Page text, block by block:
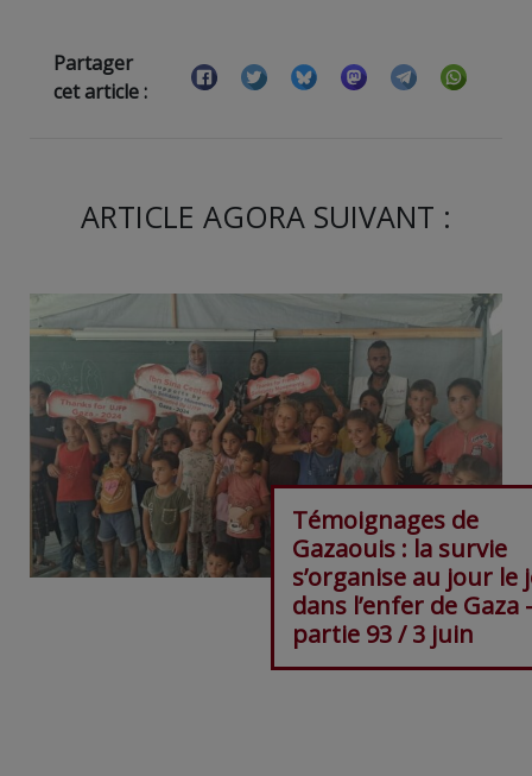
Partager
cet article :
ARTICLE AGORA SUIVANT :
Témoignages de
Gazaouis : la survie
s’organise au jour le
dans l’enfer de Gaza
partie 93 / 3 juin